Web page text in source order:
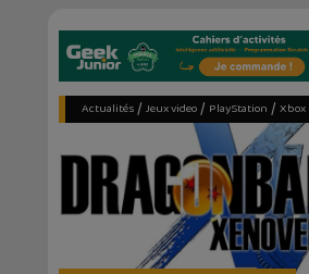
Actualités/ Jeux video/ PlayStation / Xbox